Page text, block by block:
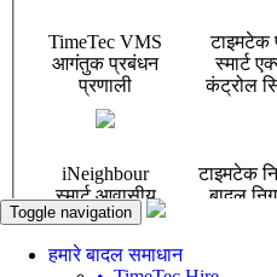
Toggle navigation
हमारे बादल समाधान